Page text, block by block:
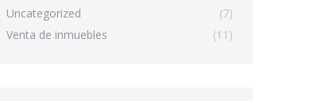
Uncategorized
(7)
Venta de inmuebles
(11)